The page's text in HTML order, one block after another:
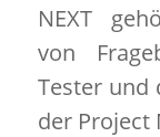
NEXT
von
Tester und
der Project